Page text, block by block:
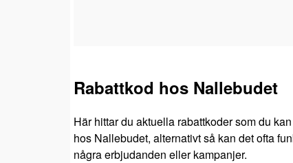
Rabattkod hos Nallebudet
Här hittar du aktuella rabattkoder som du
hos Nallebudet, alternativt så kan det ofta
några erbjudanden eller kampanjer.